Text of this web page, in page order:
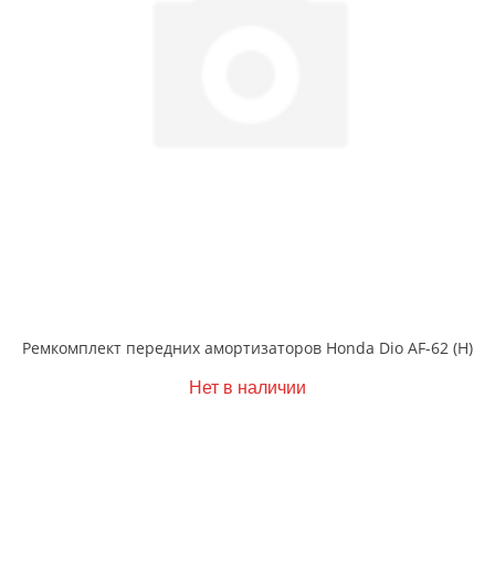
Ремкомплект передних амортизаторов Honda Dio AF-62 (H)
Нет в наличии